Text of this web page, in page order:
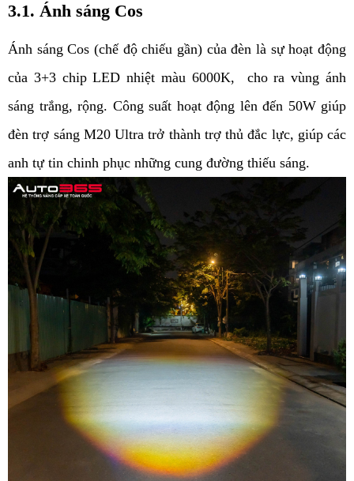
3.1. Ánh sáng Cos
Ánh sáng Cos (chế độ chiếu gần) của đèn là sự hoạt động
của 3+3 chip LED nhiệt màu 6000K,  cho ra vùng ánh
sáng trắng, rộng. Công suất hoạt động lên đến 50W giúp
đèn trợ sáng M20 Ultra trở thành trợ thủ đắc lực, giúp các
anh tự tin chinh phục những cung đường thiếu sáng.